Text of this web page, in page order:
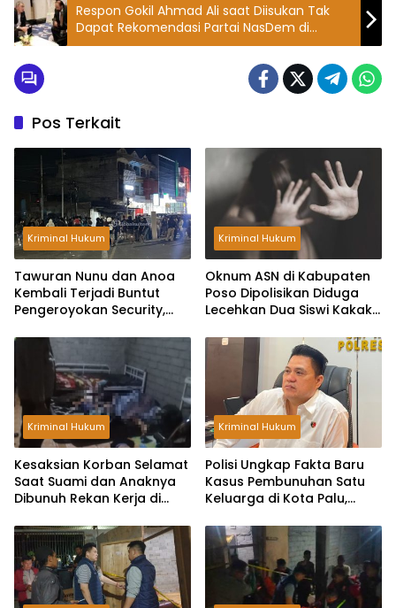
Respon Gokil Ahmad Ali saat Diisukan Tak
Dapat Rekomendasi Partai NasDem di
Pilkada Sulteng 2024
Pos Terkait
Kriminal Hukum
Tawuran Nunu dan Anoa
Kembali Terjadi Buntut
Pengeroyokan Security,
Bom Molotov
Kriminal Hukum
Oknum ASN di Kabupaten
Poso Dipolisikan Diduga
Lecehkan Dua Siswi Kakak
Kriminal Hukum
Kesaksian Korban Selamat
Saat Suami dan Anaknya
Dibunuh Rekan Kerja di
Dua Pisau
Kriminal Hukum
Polisi Ungkap Fakta Baru
Kasus Pembunuhan Satu
Keluarga di Kota Palu,